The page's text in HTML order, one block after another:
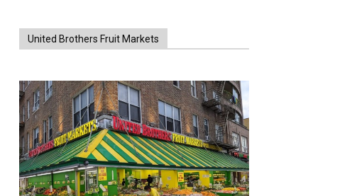
United Brothers Fruit Markets